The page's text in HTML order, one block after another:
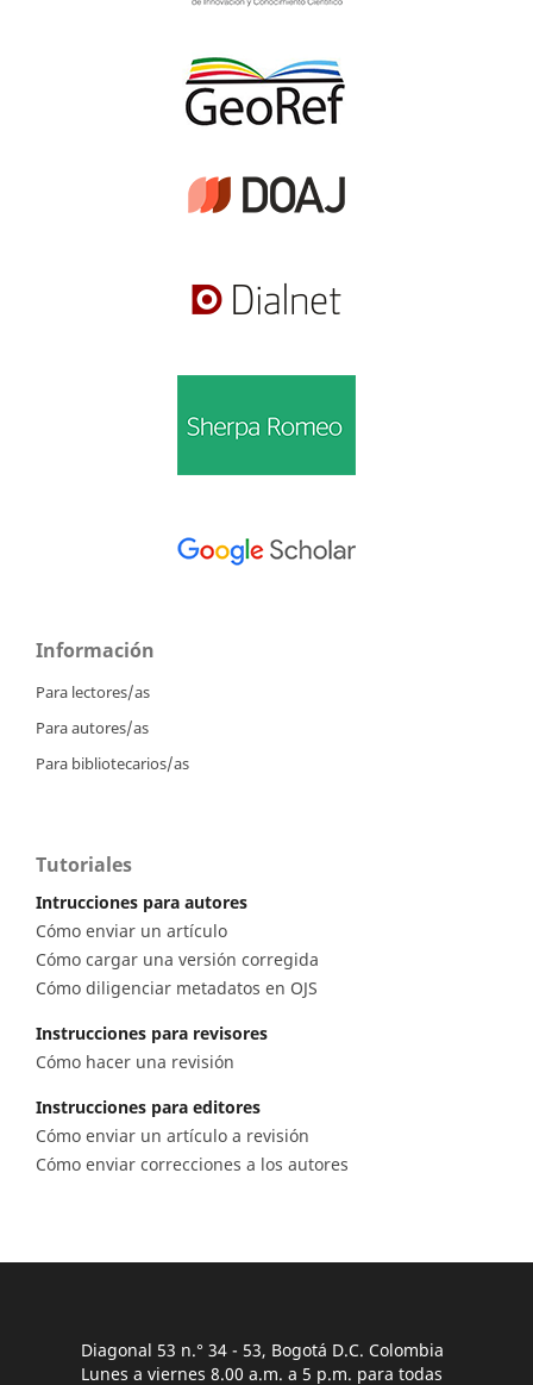
Información
Para lectores/as
Para autores/as
Para bibliotecarios/as
Tutoriales
Intrucciones para autores
Cómo enviar un artículo
Cómo cargar una versión corregida
Cómo diligenciar metadatos en OJS
Instrucciones para revisores
Cómo hacer una revisión
Instrucciones para editores
Cómo enviar un artículo a revisión
Cómo enviar correcciones a los autores
Diagonal 53 n.° 34 - 53, Bogotá D.C. Colombia
Lunes a viernes 8.00 a.m. a 5 p.m. para todas